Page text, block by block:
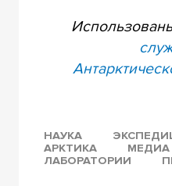
НАУКА
АРКТИКА
МЕДИА
ЛАБОРАТОРИИ